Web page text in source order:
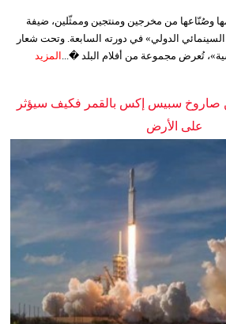
وصُنّاعها من مخرجين ومنتجين وممثّلين، ضيفة
الدولي» في دورته السابعة. وتحت شعار
تُعرض مجموعة من أفلام البلد �... المزيد
صاروخ سبيس إكس بالقمر فكيف سيؤثر
على الأرض